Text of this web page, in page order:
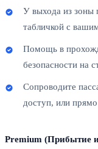
У выхода из зоны
табличкой с
Помощь в
безопасности на
Сопроводите
доступ, или
Premium (Прибытие